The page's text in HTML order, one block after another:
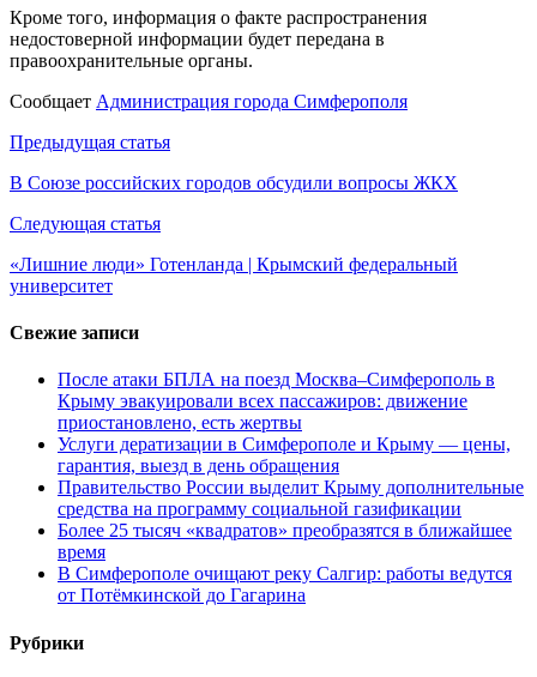
Кроме того, информация о факте распространения
недостоверной информации будет передана в
правоохранительные органы.
Сообщает Администрация города Симферополя
Навигация
по
записям
Предыдущая статья
В Союзе российских городов обсудили вопросы ЖКХ
Следующая статья
«Лишние люди» Готенланда | Крымский федеральный
университет
Свежие записи
После атаки БПЛА на поезд Москва–Симферополь в
Крыму эвакуировали всех пассажиров: движение
приостановлено, есть жертвы
Услуги дератизации в Симферополе и Крыму — цены,
гарантия, выезд в день обращения
Правительство России выделит Крыму дополнительные
средства на программу социальной газификации
Более 25 тысяч «квадратов» преобразятся в ближайшее
время
В Симферополе очищают реку Салгир: работы ведутся
от Потёмкинской до Гагарина
Рубрики